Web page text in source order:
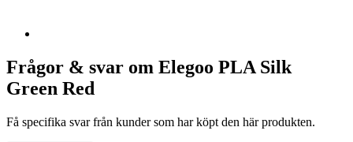
Frågor & svar om Elegoo PLA Silk
Green Red
Få specifika svar från kunder som har köpt den här produkten.